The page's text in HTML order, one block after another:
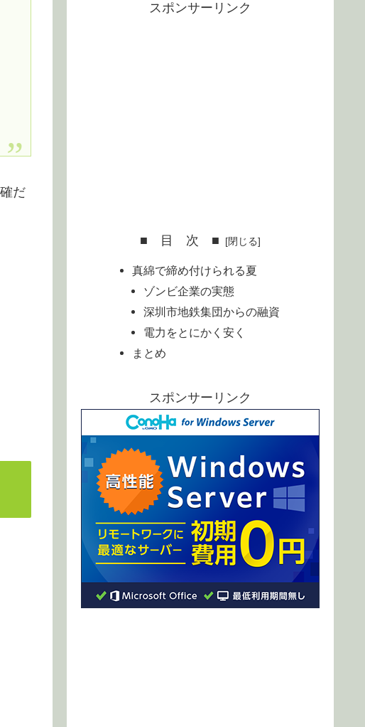
だ
スポンサーリンク
■ 目 次 ■
真綿で締め付けられる夏
ゾンビ企業の実態
深圳市地鉄集団からの融資
電力をとにかく安く
まとめ
スポンサーリンク